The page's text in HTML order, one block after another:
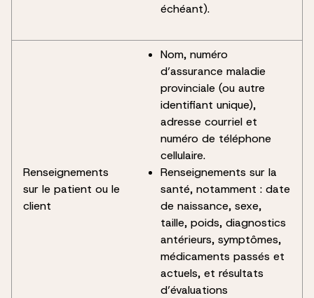
échéant).
Renseignements
sur le patient ou le
client
Nom, numéro
d’assurance maladie
provinciale (ou autre
identifiant unique),
adresse courriel et
numéro de téléphone
cellulaire.
Renseignements sur la
santé, notamment : date
de naissance, sexe,
taille, poids, diagnostics
antérieurs, symptômes,
médicaments passés et
actuels, et résultats
d’évaluations